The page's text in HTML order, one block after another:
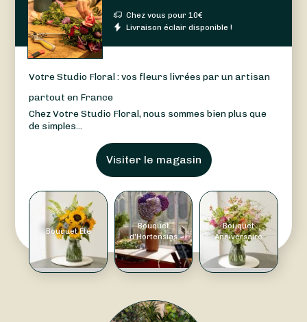
Chez vous pour10€
Livraison éclair disponible !
Votre Studio Floral : vos fleurs livrées par un artisan
partout en France
Chez Votre Studio Floral, nous sommes bien plus que
de simples...
Visiter le magasin
Bouquet Été
Bouquet
d'Hortensias
Bouquet
Anniversaire